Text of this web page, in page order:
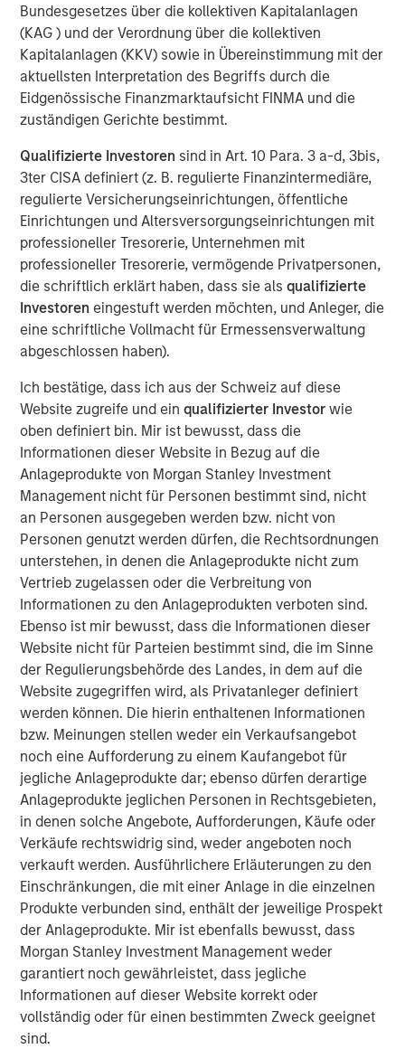
Bundesgesetzes über die kollektiven Kapitalanlagen
(KAG ) und der Verordnung über die kollektiven
Kapitalanlagen (KKV) sowie in Übereinstimmung mit der
aktuellsten Interpretation des Begriffs durch die
Eidgenössische Finanzmarktaufsicht FINMA und die
zuständigen Gerichte bestimmt.
Qualifizierte Investoren sind in Art. 10 Para. 3 a-d, 3bis,
3ter CISA definiert (z. B. regulierte Finanzintermediäre,
regulierte Versicherungseinrichtungen, öffentliche
Einrichtungen und Altersversorgungseinrichtungen mit
professioneller Tresorerie, Unternehmen mit
professioneller Tresorerie, vermögende Privatpersonen,
die schriftlich erklärt haben, dass sie alsqualifizierte
Investoren eingestuft werden möchten, und Anleger, die
eine schriftliche Vollmacht für Ermessensverwaltung
abgeschlossen haben).
Ich bestätige, dass ich aus der Schweiz auf diese
Website zugreife und ein qualifizierter Investor wie
oben definiert bin. Mir ist bewusst, dass die
Informationen dieser Website in Bezug auf die
Anlageprodukte von Morgan Stanley Investment
Management nicht für Personen bestimmt sind, nicht
an Personen ausgegeben werden bzw. nicht von
Personen genutzt werden dürfen, die Rechtsordnungen
unterstehen, in denen die Anlageprodukte nicht zum
Vertrieb zugelassen oder die Verbreitung von
Informationen zu den Anlageprodukten verboten sind.
Ebenso ist mir bewusst, dass die Informationen dieser
Website nicht für Parteien bestimmt sind, die im Sinne
der Regulierungsbehörde des Landes, in dem auf die
Website zugegriffen wird, als Privatanleger definiert
werden können. Die hierin enthaltenen Informationen
bzw. Meinungen stellen weder ein Verkaufsangebot
noch eine Aufforderung zu einem Kaufangebot für
jegliche Anlageprodukte dar; ebenso dürfen derartige
Anlageprodukte jeglichen Personen in Rechtsgebieten,
in denen solche Angebote, Aufforderungen, Käufe oder
Verkäufe rechtswidrig sind, weder angeboten noch
verkauft werden. Ausführlichere Erläuterungen zu den
Einschränkungen, die mit einer Anlage in die einzelnen
Produkte verbunden sind, enthält der jeweilige Prospekt
der Anlageprodukte. Mir ist ebenfalls bewusst, dass
Morgan Stanley Investment Management weder
garantiert noch gewährleistet, dass jegliche
Informationen auf dieser Website korrekt oder
vollständig oder für einen bestimmten Zweck geeignet
sind.
The Author
Aaron Sack
Managing Director
Head of Morgan Stanley Capital Partners (MSCP), Aaron
Sack, joined Churchill’s Private Capital Call podcast with
host Randy Schwimmer to share his insights on the
evolving private equity landscape. He discusses how
MSCP drives operational value, partners with founders,
and empowers small and midsize businesses to thrive in
a crowded market. He also reflects on his 30 years of
young professionals looking to establish their own private
equity careers.
Listen here
About Private Capital Call
The only podcast for institutional investors and asset managers
of private capital around the world. Our conversations with
industry thought-leaders covers the economy, capital markets,
as well as private equity and private credit.
Morgan Stanley Capital Partners
Morgan Stanley Capital Partners manages a middle-
market private equity platform with a strong focus on
value creation. The team has invested capital in a broad
spectrum of industries for over two decades.
Ähnliche Einblicke
PRESS RELEASE
Morgan Stanley Capital Partners Acquires
FoodScience
PRESS RELEASE
Morgan Stanley Capital Partners Agrees to
Sell Sila Services